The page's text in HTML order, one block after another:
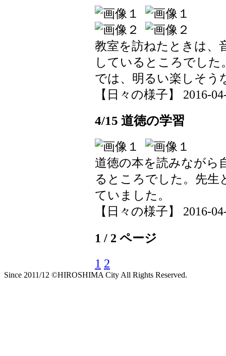
教室を訪ねたときは、
しているところでし
では、明るい楽しそう
【日々の様子】 2016-
4/15 道徳の学習
道徳の本を読みながら
るところでした。先生
ていました。
【日々の様子】 2016-
1 / 2 ページ
1 2
Since 2011/12 ©HIROSHIMA City All Rights Reserved.